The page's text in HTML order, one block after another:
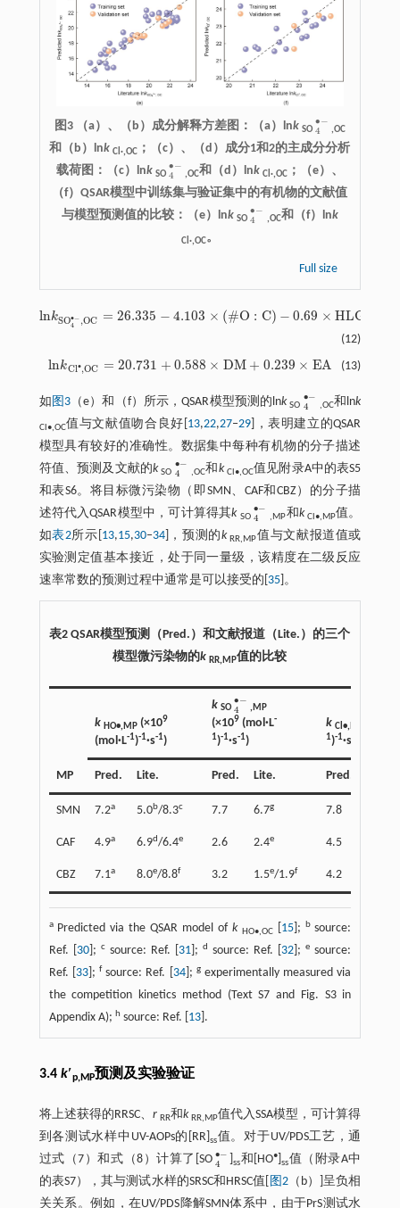
图3 （a）、（b）成分解释方差图：（a）lnk SO
∙−
4
4 ,OC
和（b）lnk Cl·,OC ；（c）、（d）成分1和2的主成分分析
载荷图：（c）lnk SO
∙−
4
4 ,OC和（d）lnk Cl·,OC ；（e）、
（f）QSAR模型中训练集与验证集中的有机物的文献值
与模型预测值的比较：（e）lnk SO
∙−
4
4 ,OC和（f）lnk
Cl·,OC。
Full size
lnkSO∙−
4
,OC = 26.335 − 4.103 × (#O : C) − 0.69 × HLG
lnkSO4•-,OC =26.335-4.103×#O:C- 0.69×HL G
(12)
lnkCl∙,OC = 20.731 + 0.588 × DM + 0.239 × EA
lnkCl•,OC= 20.731+0.588 ×DM+0.239×EA (13)
如 图3（e）和（f）所示，QSAR模型预测的lnk SO
∙−
4
4 ,OC和lnk
Cl•,OC值与文献值吻合良好[ 13,22,27‒29]，表明建立的QSAR
模型具有较好的准确性。数据集中每种有机物的分子描述
符值、预测及文献的k SO
∙−
4
4 ,OC和k Cl•,OC值见附录A中的表S5
和表S6。将目标微污染物（即SMN、CAF和CBZ）的分子描
述符代入QSAR模型中，可计算得其k SO
∙−
4
4 ,MP和k Cl•,MP值。
如表2所示[ 13,15,30‒34]，预测的k RR,MP值与文献报道值或
实验测定值基本接近，处于同一量级，该精度在二级反应
速率常数的预测过程中通常是可以接受的[ 35]。
表2 QSAR模型预测（Pred.）和文献报道（Lite.）的三个
模型微污染物的k RR,MP值的比较
MP
k HO•,MP(×109
(mol·L-1)-1·s-1)
k SO
∙−
4
4 ,MP
(×109 (mol·L-
1)-1·s-1)
k Cl•,MP
1)-1·s
Pred. Lite. Pred. Lite. Pred.
SMN 7.2a 5.0b/8.3c 7.7 6.7g 7.8
CAF 4.9a 6.9d/6.4e 2.6 2.4e 4.5
CBZ 7.1a 8.0e/8.8f 3.2 1.5e/1.9f 4.2
aPredicted via the QSAR model of k HO•,OC[ 15]; bsource:
Ref. [ 30]; csource: Ref. [ 31];d source: Ref. [ 32 ];e source:
Ref. [ 33]; f source: Ref. [ 34]; gexperimentally measured via
the competition kinetics method (Text S7 and Fig. S3 in
Appendix A); h source: Ref. [ 13].
3.4 k′p,MP预测及实验验证
将上述获得的RRSC、 r RR和k RR,MP值代入SSA模型，可计算得
到各测试水样中UV-AOPs的[RR] ss值。对于UV/PDS工艺，通
过式（7）和式（8）计算了[SO ∙−
4
4 -ss和[HO• ]ss值（附录A中
的表S7），其与测试水样的SRSC和HRSC值[ 图2（b）]呈负相
关关系。例如，在UV/PDS降解SMN体系中，由于PrS测试水